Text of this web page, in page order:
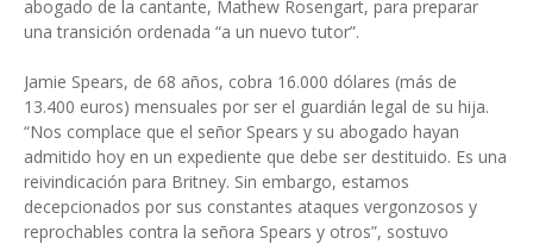
abogado de la cantante, Mathew Rosengart, para preparar
una transición ordenada “a un nuevo tutor”.
Jamie Spears, de 68 años, cobra 16.000 dólares (más de
13.400 euros) mensuales por ser el guardián legal de su hija.
“Nos complace que el señor Spears y su abogado hayan
admitido hoy en un expediente que debe ser destituido. Es una
reivindicación para Britney. Sin embargo, estamos
decepcionados por sus constantes ataques vergonzosos y
reprochables contra la señora Spears y otros”, sostuvo